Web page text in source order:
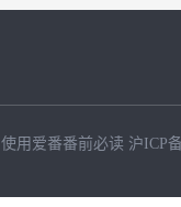
使用爱番番前必读 沪ICP